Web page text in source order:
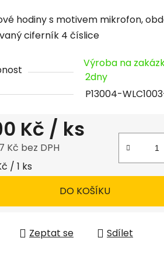
hodiny s motivem mikrofon,
ciferník 4 číslice
Výroba na
2dny
P13004-
Kč / ks
Kč bez DPH
cena:
/ 1 ks
DO KOŠÍKU
Zeptat se Sdílet